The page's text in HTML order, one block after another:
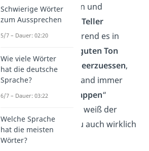
Essen aufzufordern und
kontinuierlich ihreTeller
nachzufüllen
. Während es in
guten Ton
gehört, den Teller
leerzuessen,
solltest du in Russland immer
einen „Anstandshappen“
zurücklassen — So weiß der
Gastgeber, dass du auch wirklich
sattbist.
Schwierige Wörter
zum Aussprechen
5/7 – Dauer: 02:20
Wie viele Wörter
hat die deutsche
Sprache?
6/7 – Dauer: 03:22
Welche Sprache
hat die meisten
Wörter?